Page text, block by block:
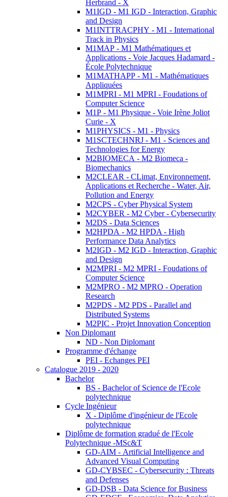
Herbrand - X
M1IGD - M1 IGD - Interaction, Graphic
and Design
M1INTTRACPHY - M1 - International
Track in Physics
M1MAP - M1 Mathématiques et
Applications - Voie Jacques Hadamard -
École Polytechnique
M1MATHAPP - M1 - Mathématiques
Appliquées
M1MPRI - M1 MPRI - Foudations of
Computer Science
M1P - M1 Physique - Voie Irène Joliot
Curie - X
M1PHYSICS - M1 - Physics
M1SCTECHNRJ - M1 - Sciences and
Technologies for Energy
M2BIOMECA - M2 Biomeca -
Biomechanics
M2CLEAR - CLimat, Environnement,
Applications et Recherche - Water, Air,
Pollution and Energy
M2CPS - Cyber Physical System
M2CYBER - M2 Cyber - Cybersecurity
M2DS - Data Sciences
M2HPDA - M2 HPDA - High
Performance Data Analytics
M2IGD - M2 IGD - Interaction, Graphic
and Design
M2MPRI - M2 MPRI - Foudations of
Computer Science
M2MPRO - M2 MPRO - Operation
Research
M2PDS - M2 PDS - Parallel and
Distributed Systems
M2PIC - Projet Innovation Conception
Non Diplomant
ND - Non Diplomant
Programme d'échange
PEI - Echanges PEI
Catalogue 2019 - 2020
Bachelor
BS - Bachelor of Science de l'Ecole
polytechnique
Cycle Ingénieur
X - Diplôme d'ingénieur de l'Ecole
polytechnique
Diplôme de formation gradué de l'Ecole
Polytechnique -MSc&T
GD-AIM - Artificial Intelligence and
Advanced Visual Computing
GD-CYBSEC - Cybersecurity : Threats
and Defenses
GD-DSB - Data Science for Business